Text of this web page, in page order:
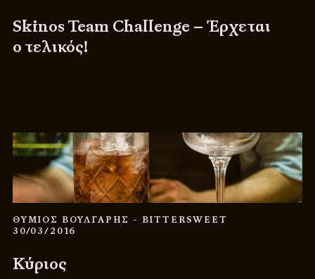
Skinos Team Challenge – Έρχεται
ο τελικός!
ΘΥΜΙΟΣ ΒΟΥΛΓΑΡΗΣ - BITTERSWEET
30/03/2016
Κύριος